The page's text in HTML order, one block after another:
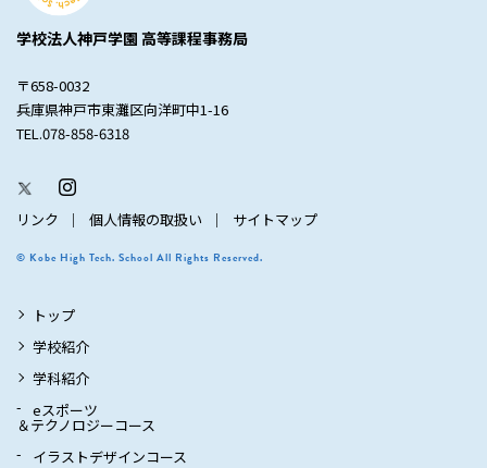
学校法人神戸学園 高等課程事務局
〒658-0032
兵庫県神戸市東灘区向洋町中1-16
TEL.078-858-6318
リンク 個人情報の取扱い サイトマップ
© Kobe High Tech. School All Rights Reserved.
トップ
学校紹介
学科紹介
eスポーツ
＆テクノロジーコース
イラストデザインコース